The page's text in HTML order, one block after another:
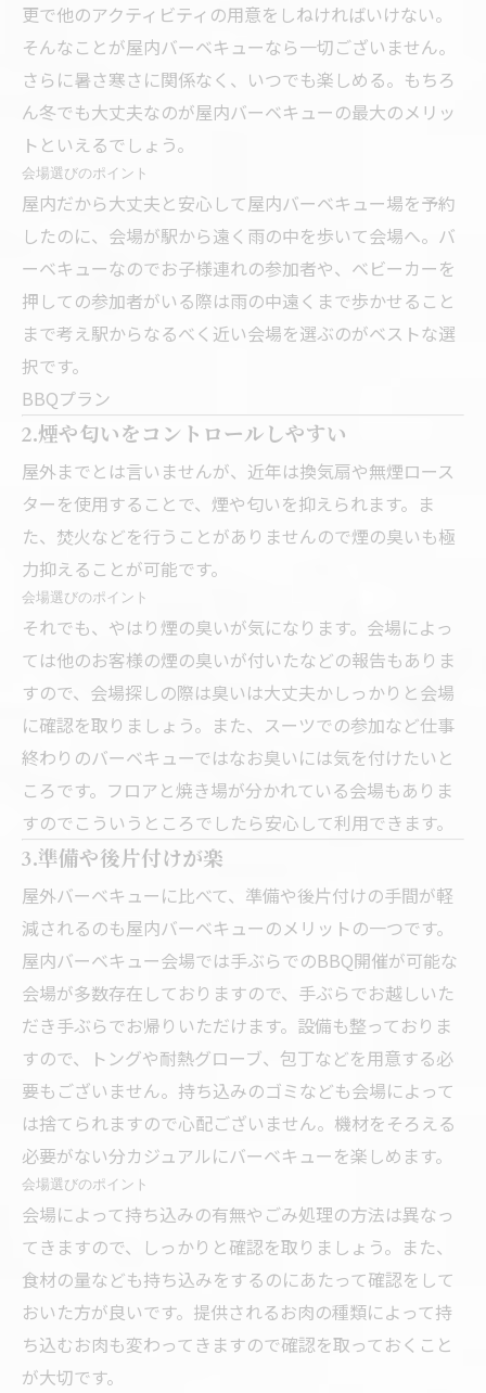
更で他のアクティビティの用意をしねければいけない。
そんなことが屋内バーベキューなら一切ございません。
さらに暑さ寒さに関係なく、いつでも楽しめる。もちろ
ん冬でも大丈夫なのが屋内バーベキューの最大のメリッ
トといえるでしょう。
会場選びのポイント
屋内だから大丈夫と安心して屋内バーベキュー場を予約
したのに、会場が駅から遠く雨の中を歩いて会場へ。バ
ーベキューなのでお子様連れの参加者や、ベビーカーを
押しての参加者がいる際は雨の中遠くまで歩かせること
まで考え駅からなるべく近い会場を選ぶのがベストな選
択です。
BBQプラン
2.煙や匂いをコントロールしやすい
屋外までとは言いませんが、近年は換気扇や無煙ロース
ターを使用することで、煙や匂いを抑えられます。ま
た、焚火などを行うことがありませんので煙の臭いも極
力抑えることが可能です。
会場選びのポイント
それでも、やはり煙の臭いが気になります。会場によっ
ては他のお客様の煙の臭いが付いたなどの報告もありま
すので、会場探しの際は臭いは大丈夫かしっかりと会場
に確認を取りましょう。また、スーツでの参加など仕事
終わりのバーベキューではなお臭いには気を付けたいと
ころです。フロアと焼き場が分かれている会場もありま
すのでこういうところでしたら安心して利用できます。
3.準備や後片付けが楽
屋外バーベキューに比べて、準備や後片付けの手間が軽
減されるのも屋内バーベキューのメリットの一つです。
屋内バーベキュー会場では手ぶらでのBBQ開催が可能な
会場が多数存在しておりますので、手ぶらでお越しいた
だき手ぶらでお帰りいただけます。設備も整っておりま
すので、トングや耐熱グローブ、包丁などを用意する必
要もございません。持ち込みのゴミなども会場によって
は捨てられますので心配ございません。機材をそろえる
必要がない分カジュアルにバーベキューを楽しめます。
会場選びのポイント
会場によって持ち込みの有無やごみ処理の方法は異なっ
てきますので、しっかりと確認を取りましょう。また、
食材の量なども持ち込みをするのにあたって確認をして
おいた方が良いです。提供されるお肉の種類によって持
ち込むお肉も変わってきますので確認を取っておくこと
が大切です。